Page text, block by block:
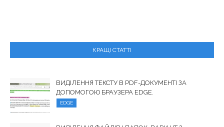
КРАЩІ СТАТТІ
ВИДІЛЕННЯ ТЕКСТУ В PDF-ДОКУМЕНТІ ЗА
ДОПОМОГОЮ БРАУЗЕРА EDGE.
EDGE